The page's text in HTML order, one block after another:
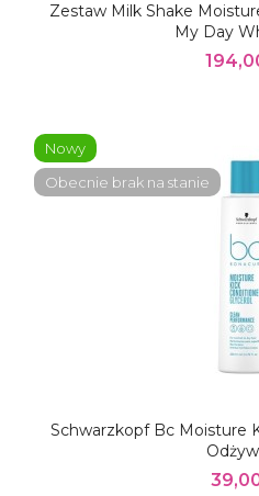
Zestaw Milk Shake
My Day
Schwarzkopf Bc Moisture
Nowy
Obecnie brak na stanie